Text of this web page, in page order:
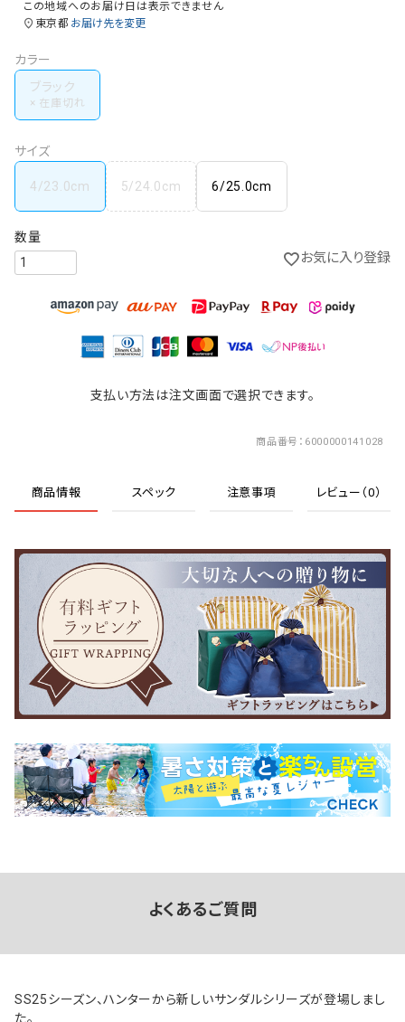
この地域へのお届け日は表示できません
東京都 お届け先を変更
カラー
ブラック
サイズ
4/23.0cm 5/24.0cm 6/25.0cm
お気に入り登録
支払い方法は注文画面で選択できます。
商品番号 6000000141028
商品情報 スペック 注意事項 レビュー（0）
よくあるご質問
SS25シーズン、ハンターから新しいサンダルシリーズが登場しまし
た。